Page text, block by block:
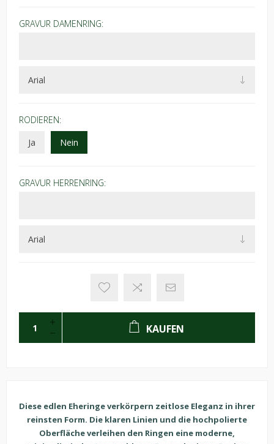
GRAVUR DAMENRING:
RODIEREN:
Ja
Nein
GRAVUR HERRENRING:
KAUFEN
Diese edlen Eheringe verkörpern zeitlose Eleganz in ihrer
reinsten Form. Die klaren Linien und die hochpolierte
Oberfläche verleihen den Ringen eine moderne,